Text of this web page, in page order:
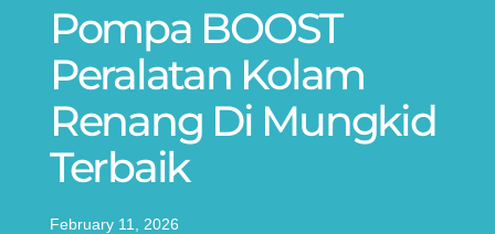
Pompa BOOST
Peralatan Kolam
Renang Di Mungkid
Terbaik
February 11, 2026